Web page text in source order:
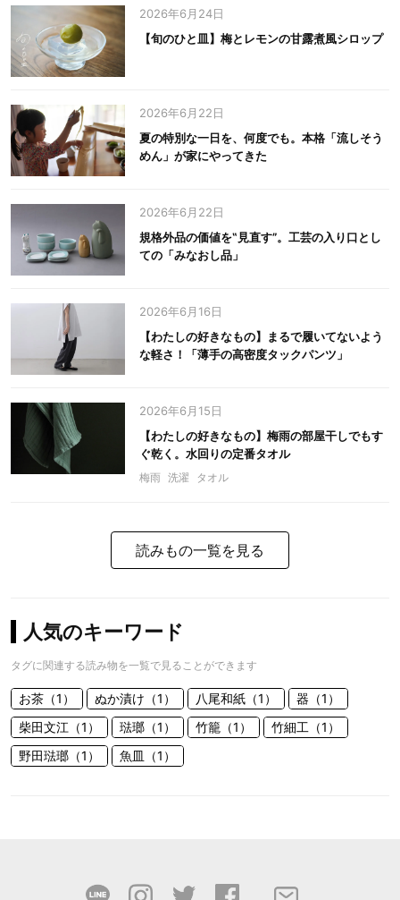
2026年6月24日
【旬のひと皿】梅とレモンの甘露煮風シロップ
2026年6月22日
夏の特別な一日を、何度でも。本格「流しそう
めん」が家にやってきた
2026年6月22日
規格外品の価値を‟見直す”。工芸の入り口とし
ての「みなおし品」
2026年6月16日
【わたしの好きなもの】まるで履いてないよう
な軽さ！「薄手の高密度タックパンツ」
2026年6月15日
【わたしの好きなもの】梅雨の部屋干しでもす
ぐ乾く。水回りの定番タオル
梅雨 洗濯 タオル
読みもの一覧を見る
人気のキーワード
タグに関連する読み物を一覧で見ることができます
お茶（1） ぬか漬け（1） 八尾和紙（1）
器（1）
柴田文江（1）
琺瑯（1） 竹籠（1）
竹細工（1）
野田琺瑯（1）
魚皿（1）